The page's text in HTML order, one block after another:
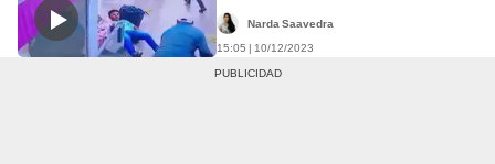
Narda Saavedra
15:05 | 10/12/2023